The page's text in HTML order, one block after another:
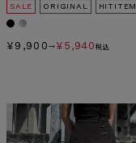
SALE ORIGINAL HITITEM
¥ 9,900 → ¥ 5,940 税込